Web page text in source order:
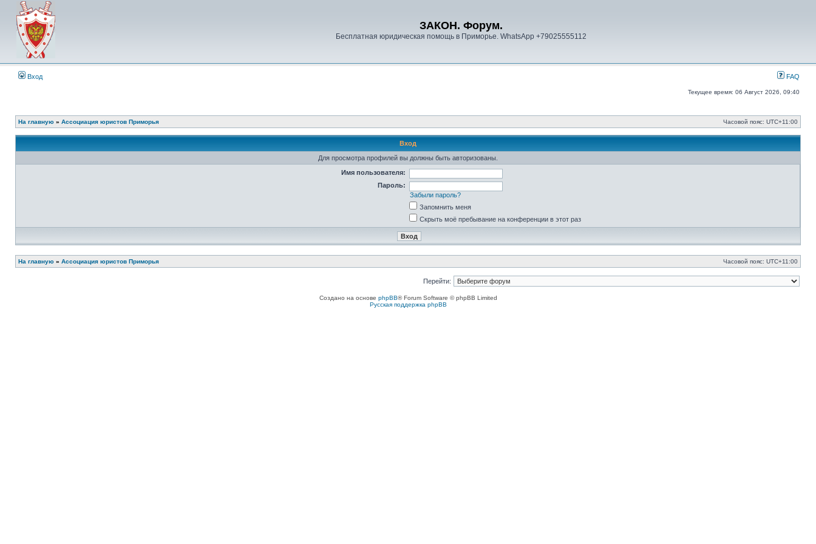
ЗАКОН. Форум.
Бесплатная юридическая помощь в Приморье. WhatsApp +79025555112
Вход FAQ
Текущее время: 06 Август 2026, 09:40
На главную » Ассоциация юристов Приморья Часовой пояс: UTC+11:00
Вход
Для просмотра профилей вы должны быть авторизованы.
Имя пользователя:
Пароль:
Забыли пароль?
Запомнить меня
Скрыть моё пребывание на конференции в этот раз
На главную » Ассоциация юристов Приморья Часовой пояс: UTC+11:00
Перейти:
Создано на основе phpBB® Forum Software © phpBB Limited
Русская поддержка phpBB